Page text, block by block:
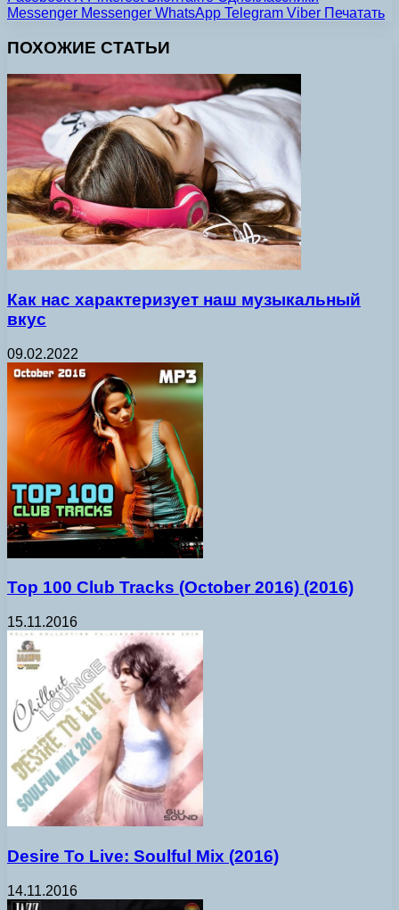
Messenger Messenger WhatsApp Telegram Viber Печатать
ПОХОЖИЕ СТАТЬИ
Как нас характеризует наш музыкальный
вкус
09.02.2022
Top 100 Club Tracks (October 2016) (2016)
15.11.2016
Desire To Live: Soulful Mix (2016)
14.11.2016